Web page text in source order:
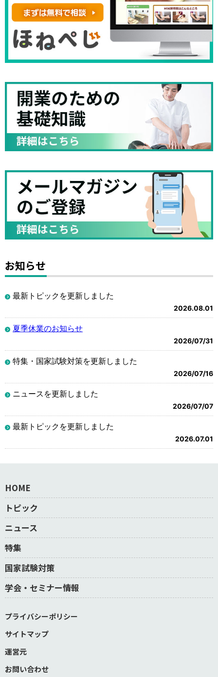
お知らせ
最新トピックを更新しました
2026.08.01
夏季休業のお知らせ
2026/07/31
特集・国家試験対策を更新しました
2026/07/16
ニュースを更新しました
2026/07/07
最新トピックを更新しました
2026.07.01
HOME
トピック
ニュース
特集
国家試験対策
学会・セミナー情報
プライバシーポリシー
サイトマップ
運営元
お問い合わせ